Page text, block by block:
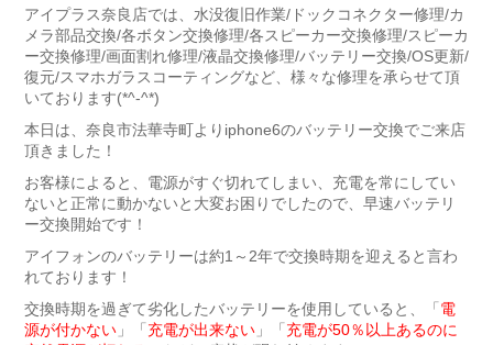
アイプラス奈良店では、水没復旧作業/ドックコネクター修理/カ
メラ部品交換/各ボタン交換修理/各スピーカー交換修理/スピーカ
ー交換修理/画面割れ修理/液晶交換修理/バッテリー交換/OS更新/
復元/スマホガラスコーティングなど、様々な修理を承らせて頂
いております(*^-^*)
本日は、奈良市法華寺町よりiphone6のバッテリー交換でご来店
頂きました！
お客様によると、電源がすぐ切れてしまい、充電を常にしてい
ないと正常に動かないと大変お困りでしたので、早速バッテリ
ー交換開始です！
アイフォンのバッテリーは約1～2年で交換時期を迎えると言わ
れております！
交換時期を過ぎて劣化したバッテリーを使用していると、「電
源が付かない」「充電が出来ない」「充電が50％以上あるのに